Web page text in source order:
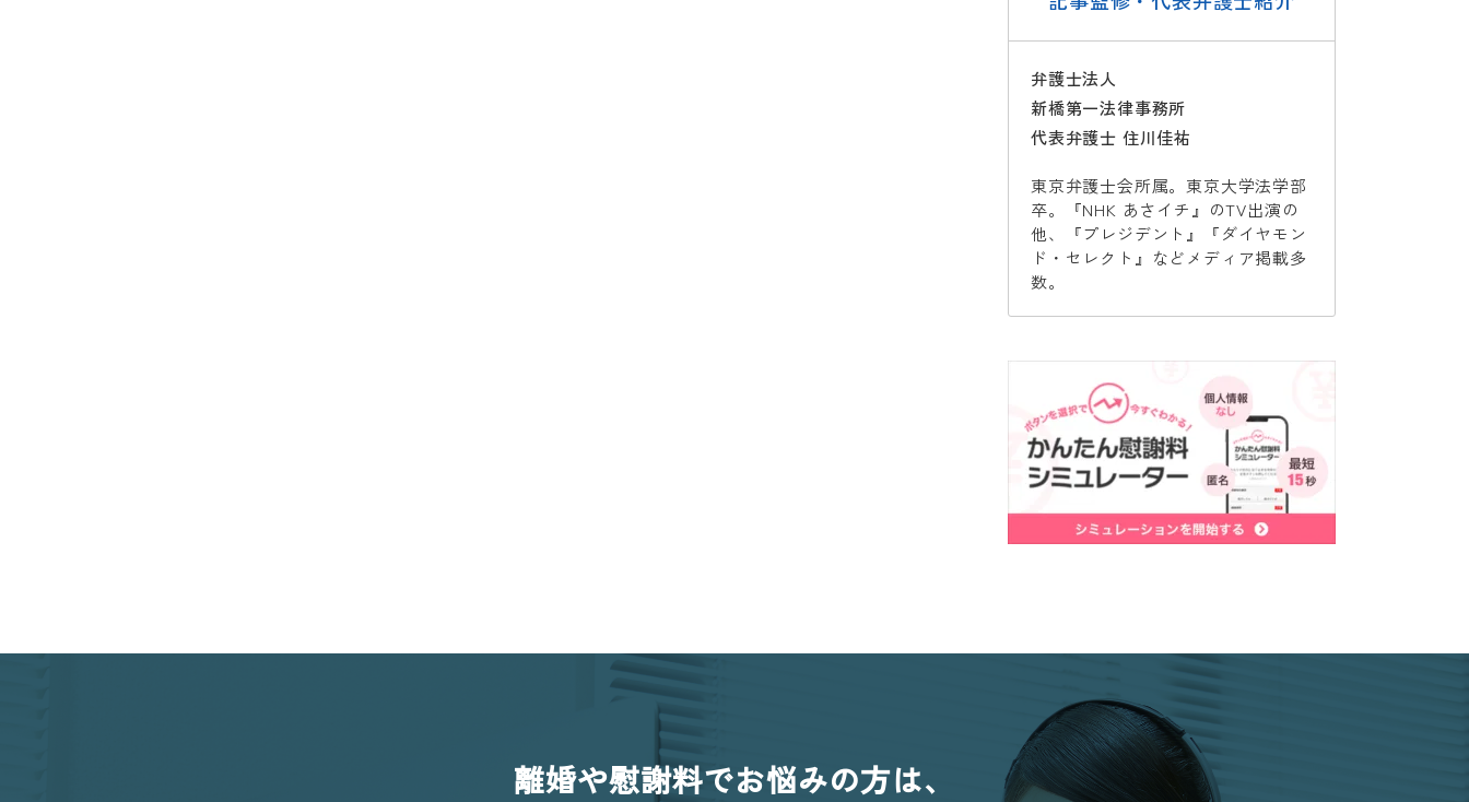
弁護士法人
新橋第一法律事務所
代表弁護士 住川佳祐
東京弁護士会所属。東京大学法学部
卒。『NHK あさイチ』のTV出演の
他、『プレジデント』『ダイヤモン
ド・セレクト』などメディア掲載多
数。
離婚や慰謝料でお悩みの方は、